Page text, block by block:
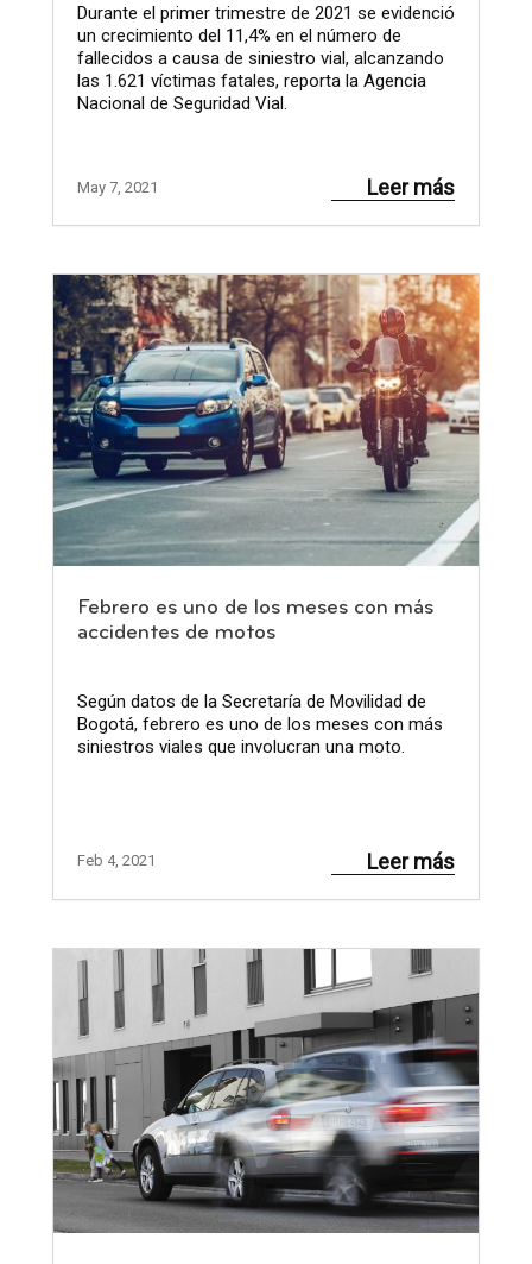
Durante el primer trimestre de 2021 se evidenció
un crecimiento del 11,4% en el número de
fallecidos a causa de siniestro vial, alcanzando
las 1.621 víctimas fatales, reporta la Agencia
Nacional de Seguridad Vial.
May 7, 2021 Leer más
Febrero es uno de los meses con más
accidentes de motos
Según datos de la Secretaría de Movilidad de
Bogotá, febrero es uno de los meses con más
siniestros viales que involucran una moto.
Feb 4, 2021 Leer más